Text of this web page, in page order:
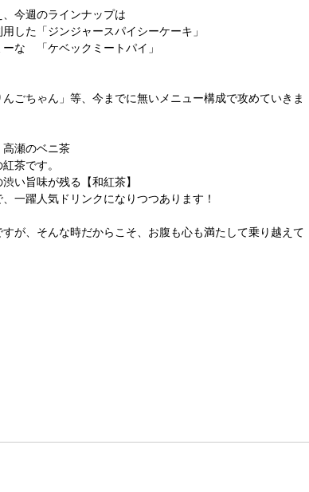
今週のラインナップは
した「ジンジャースパイシーケーキ」
な　「ケベックミートパイ」
ごちゃん」等、今までに無いメニュー構成で攻めていきま
瀬のベニ茶
茶です。
い旨味が残る【和紅茶】
一躍人気ドリンクになりつつあります！
が、そんな時だからこそ、お腹も心も満たして乗り越えて